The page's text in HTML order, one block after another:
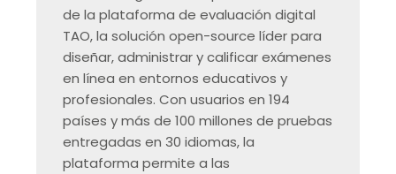
de la plataforma de evaluación digital
TAO, la solución open-source líder para
diseñar, administrar y calificar exámenes
en línea en entornos educativos y
profesionales. Con usuarios en 194
países y más de 100 millones de pruebas
entregadas en 30 idiomas, la
plataforma permite a las